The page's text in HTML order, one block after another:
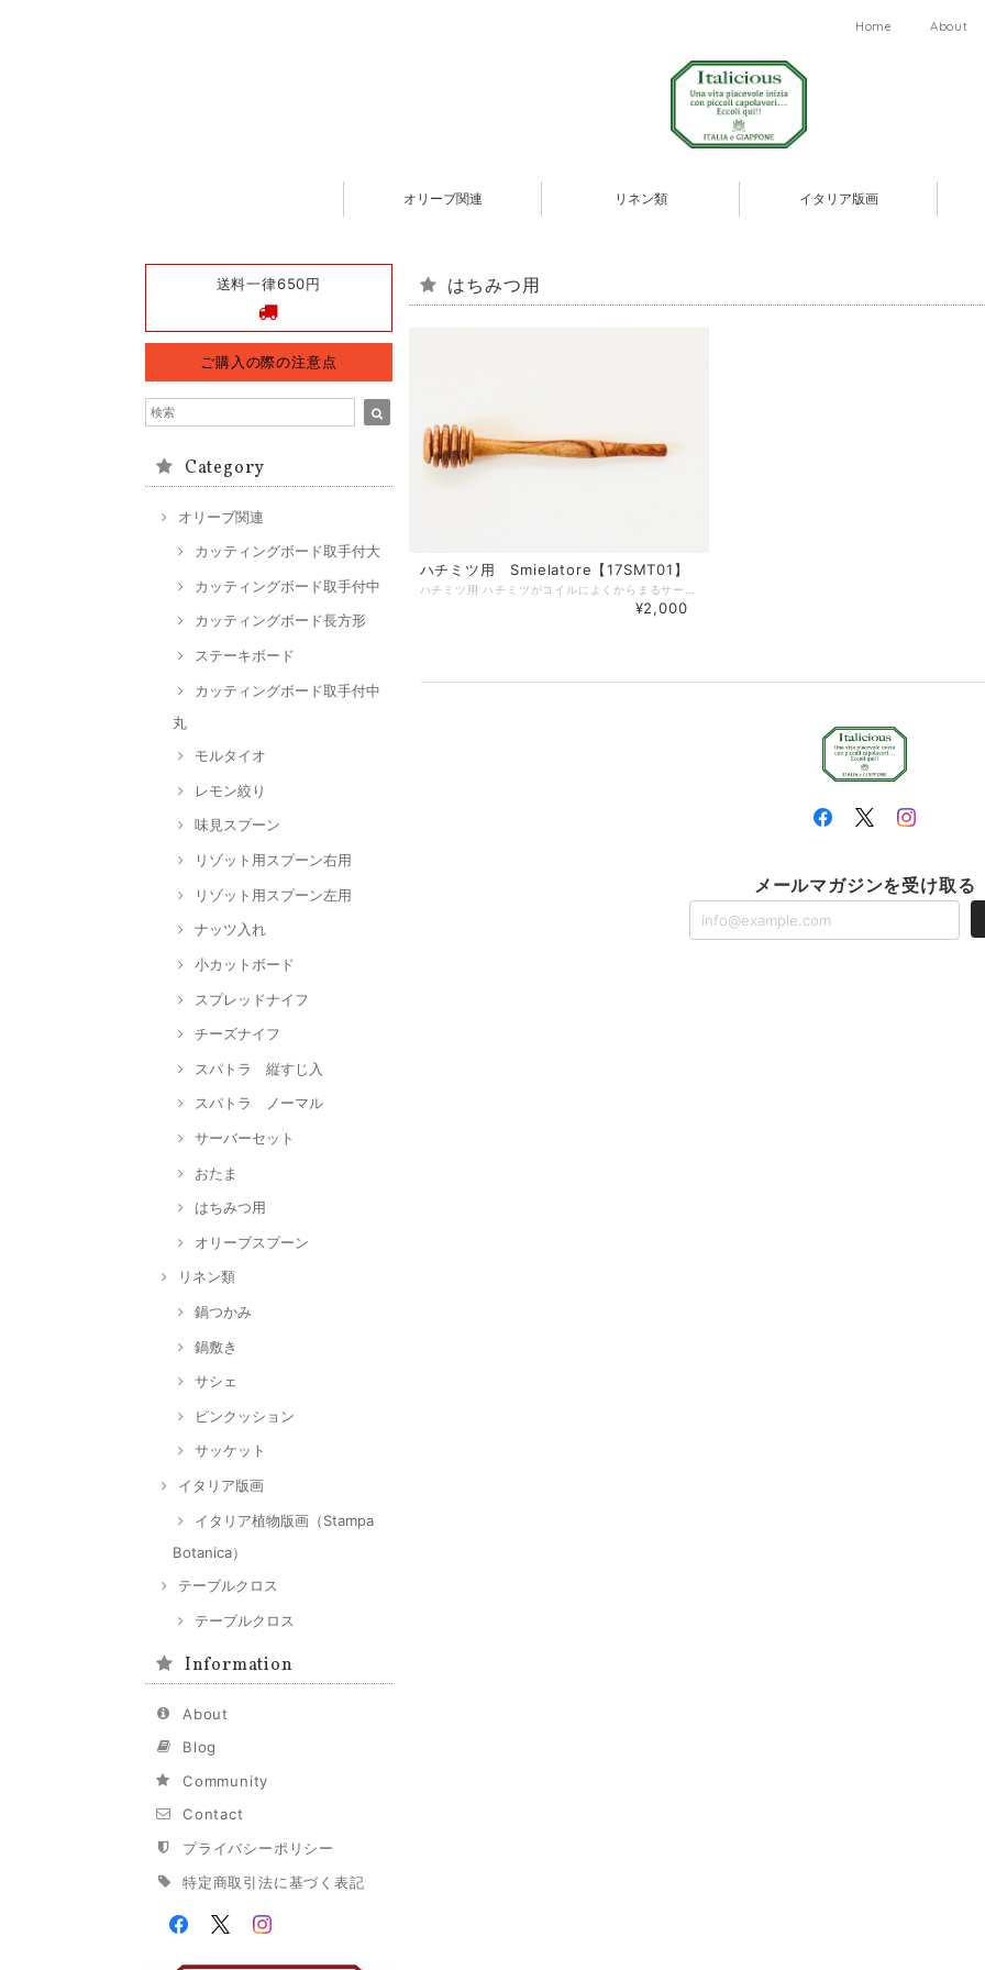
Home About
オリーブ関連 リネン類 イタリア版画
送料一律650円
ご購入の際の注意点
Category
オリーブ関連
カッティングボード取手付大
カッティングボード取手付中
カッティングボード長方形
ステーキボード
カッティングボード取手付中
丸
モルタイオ
レモン絞り
味見スプーン
リゾット用スプーン右用
リゾット用スプーン左用
ナッツ入れ
小カットボード
スプレッドナイフ
チーズナイフ
スパトラ 縦すじ入
スパトラ ノーマル
サーバーセット
おたま
はちみつ用
オリーブスプーン
リネン類
鍋つかみ
鍋敷き
サシェ
ピンクッション
サッケット
イタリア版画
イタリア植物版画（Stampa
Botanica）
テーブルクロス
テーブルクロス
Information
About
Blog
Community
Contact
プライバシーポリシー
特定商取引法に基づく表記
はちみつ用
ハチミツ用 Smielatore【17SMT01】
¥2,000
メールマガジンを受け取る